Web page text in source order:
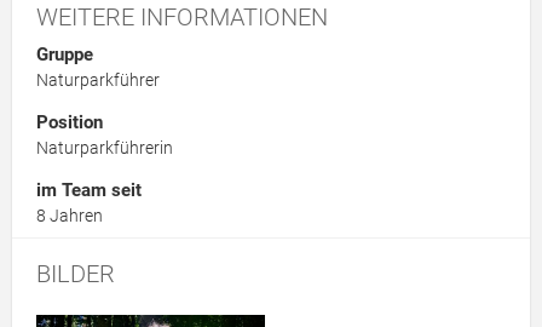
WEITERE INFORMATIONEN
Gruppe
Naturparkführer
Position
Naturparkführerin
im Team seit
8 Jahren
BILDER